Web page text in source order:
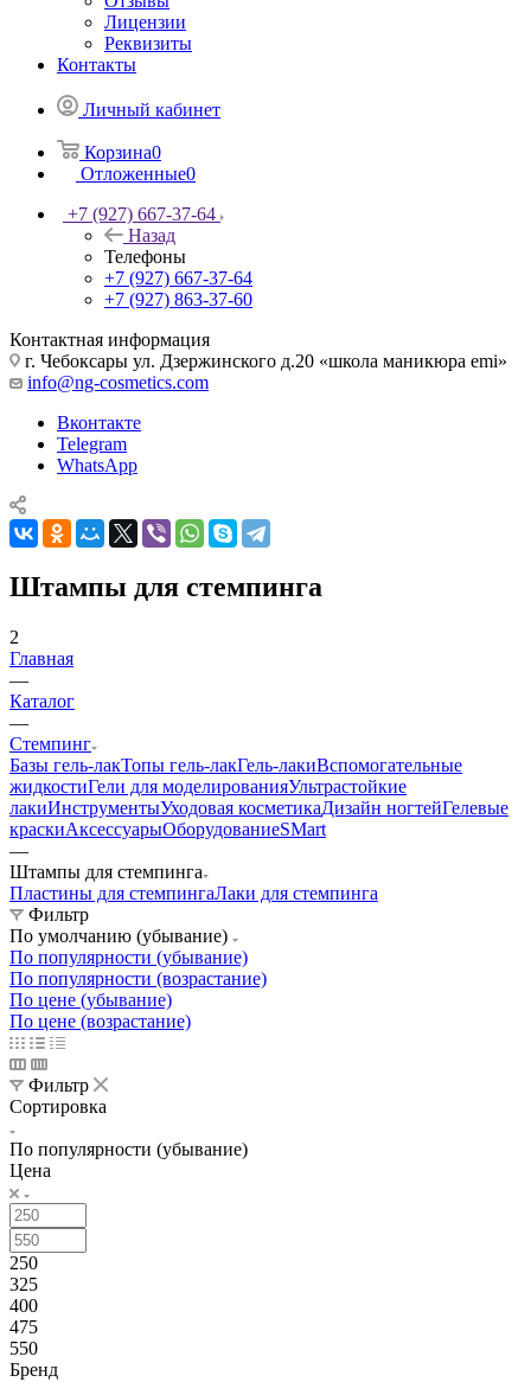
Лицензии
Реквизиты
Контакты
Личный кабинет
Корзина0
Отложенные0
+7 (927) 667-37-64
Назад
Телефоны
+7 (927) 667-37-64
+7 (927) 863-37-60
Контактная информация
г. Чебоксары ул. Дзержинского д.20 «школа маникюра emi»
info@ng-cosmetics.com
Вконтакте
Telegram
WhatsApp
Штампы для стемпинга
2
Главная
—
Каталог
—
Стемпинг
Базы гель-лакТопы гель-лакГель-лакиВспомогательные
жидкостиГели для моделированияУльтрастойкие
лакиИнструментыУходовая косметикаДизайн ногтейГелевые
краскиАксессуарыОборудованиеSMart
—
Штампы для стемпинга
Пластины для стемпингаЛаки для стемпинга
Фильтр
По умолчанию (убывание)
По популярности (убывание)
По популярности (возрастание)
По цене (убывание)
По цене (возрастание)
Фильтр
Сортировка
По популярности (убывание)
Цена
250
325
400
475
550
Бренд